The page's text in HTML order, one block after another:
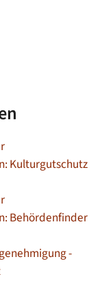
Kulturgutschutz
Behördenfinder
-